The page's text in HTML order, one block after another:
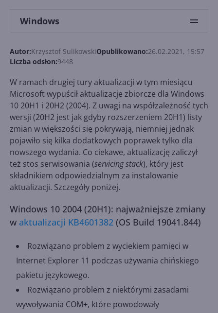
Windows
Autor:Krzysztof SulikowskiOpublikowano:26.02.2021, 15:57
Liczba odsłon:9448
W ramach drugiej tury aktualizacji w tym miesiącu
Microsoft wypuścił aktualizacje zbiorcze dla Windows
10 20H1 i 20H2 (2004). Z uwagi na współzależność tych
wersji (20H2 jest jak gdyby rozszerzeniem 20H1) listy
zmian w większości się pokrywają, niemniej jednak
pojawiło się kilka dodatkowych poprawek tylko dla
nowszego wydania. Co ciekawe, aktualizację zaliczył
też stos serwisowania (servicing stack), który jest
składnikiem odpowiedzialnym za instalowanie
aktualizacji. Szczegóły poniżej.
Windows 10 2004 (20H1): najważniejsze zmiany
w aktualizacji KB4601382 (OS Build 19041.844)
Rozwiązano problem z wyciekiem pamięci w
Internet Explorer 11 podczas używania chińskiego
pakietu językowego.
Rozwiązano problem z niektórymi zasadami
wywoływania COM+, które powodowały